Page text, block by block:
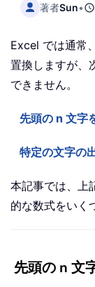
著者Sun•
Excel では通常
置換しますが、
できません。
先頭の n 文字
特定の文字の
本記事では、上
的な数式をいく
先頭の n 文